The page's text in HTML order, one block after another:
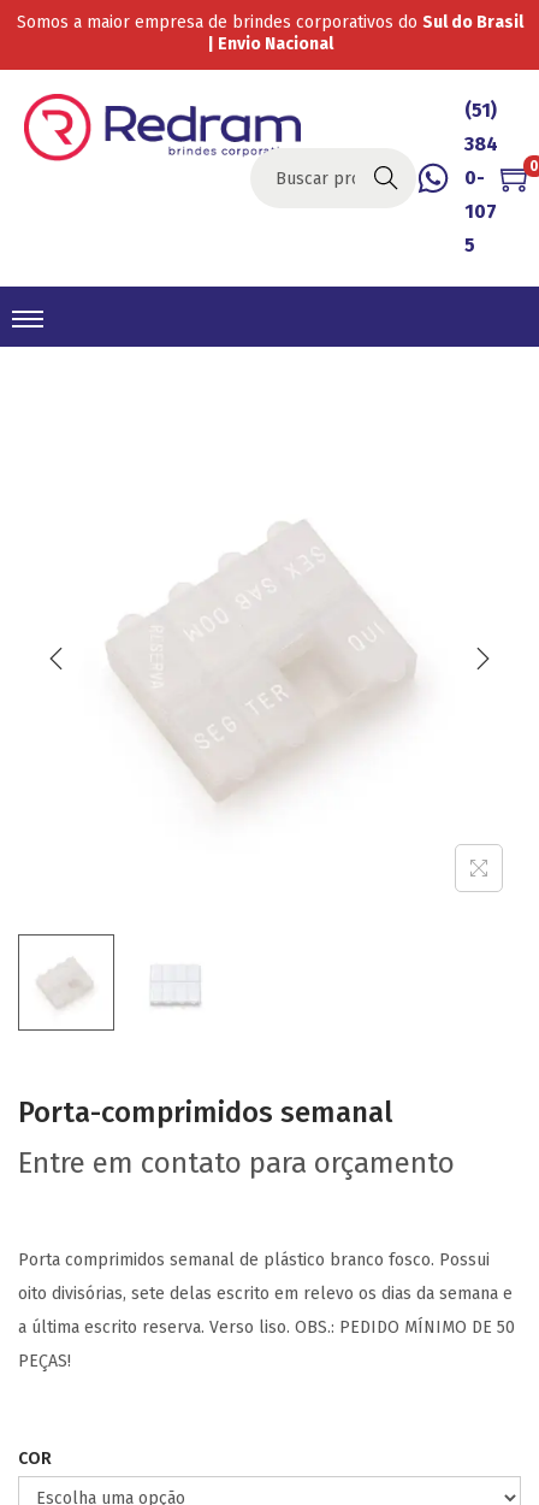
Somos a maior empresa de brindes corporativos do Sul do Brasil
| Envio Nacional
Buscar
(51)
384
0-
107
5
0
Porta-comprimidos semanal
Entre em contato para orçamento
Porta comprimidos semanal de plástico branco fosco. Possui
oito divisórias, sete delas escrito em relevo os dias da semana e
a última escrito reserva. Verso liso. OBS.: PEDIDO MÍNIMO DE 50
PEÇAS!
COR